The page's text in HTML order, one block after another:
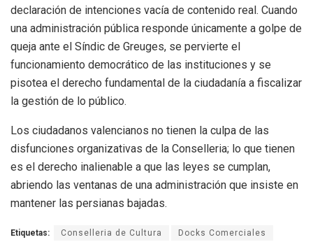
declaración de intenciones vacía de contenido real. Cuando
una administración pública responde únicamente a golpe de
queja ante el Síndic de Greuges, se pervierte el
funcionamiento democrático de las instituciones y se
pisotea el derecho fundamental de la ciudadanía a fiscalizar
la gestión de lo público.
Los ciudadanos valencianos no tienen la culpa de las
disfunciones organizativas de la Conselleria; lo que tienen
es el derecho inalienable a que las leyes se cumplan,
abriendo las ventanas de una administración que insiste en
mantener las persianas bajadas.
Etiquetas: Conselleria de Cultura Docks Comerciales